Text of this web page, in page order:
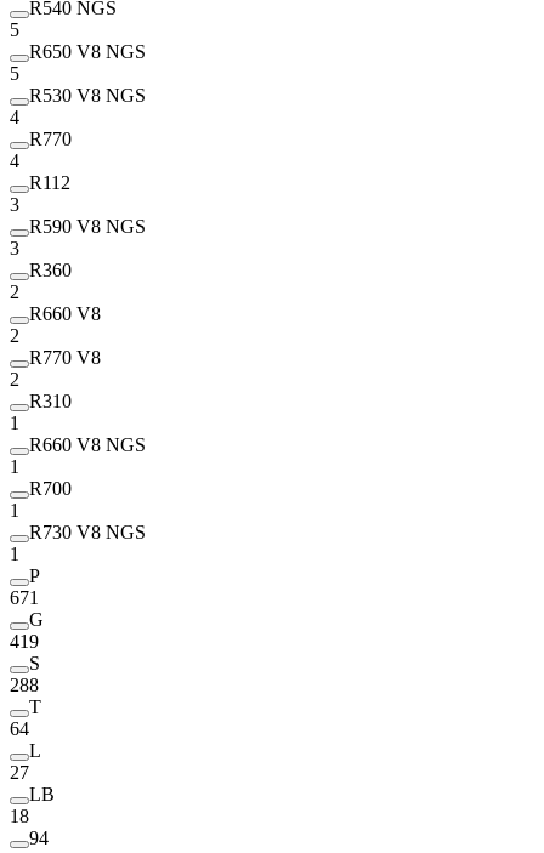
R540 NGS
5
R650 V8 NGS
5
R530 V8 NGS
4
R770
4
R112
3
R590 V8 NGS
3
R360
2
R660 V8
2
R770 V8
2
R310
1
R660 V8 NGS
1
R700
1
R730 V8 NGS
1
P
671
G
419
S
288
T
64
L
27
LB
18
94